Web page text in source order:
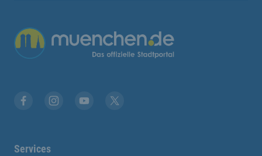
Übergreifende Links
Services